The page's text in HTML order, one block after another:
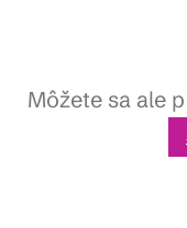
Môžete sa ale